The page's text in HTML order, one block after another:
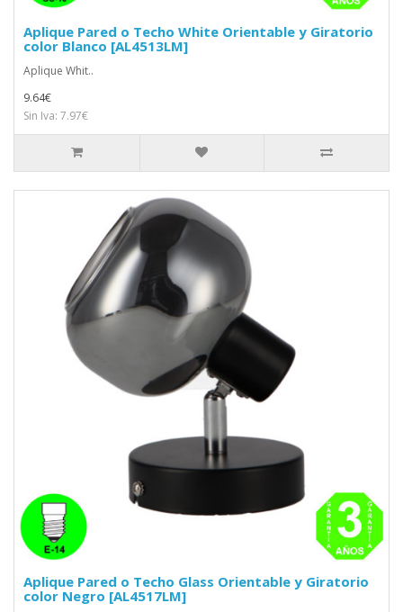
Aplique Pared o Techo White Orientable y Giratorio
color Blanco [AL4513LM]
Aplique Whit..
9.64€
Sin Iva: 7.97€
Aplique Pared o Techo Glass Orientable y Giratorio
color Negro [AL4517LM]